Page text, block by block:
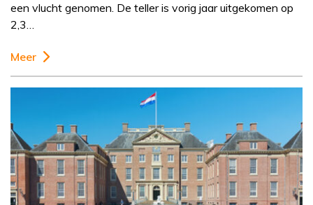
een vlucht genomen. De teller is vorig jaar uitgekomen op
2,3…
Meer